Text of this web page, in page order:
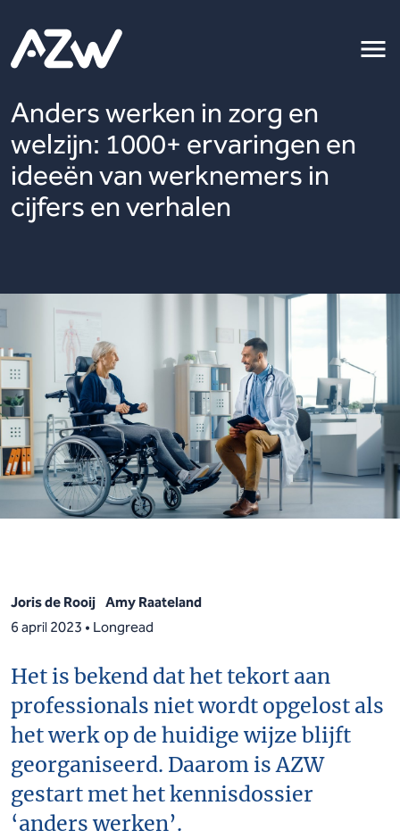
Anders werken in zorg en
welzijn: 1000+ ervaringen en
ideeën van werknemers in
cijfers en verhalen
Joris de Rooij Amy Raateland
6 april 2023 • Longread
Het is bekend dat het tekort aan
professionals niet wordt opgelost als
het werk op de huidige wijze blijft
georganiseerd. Daarom is AZW
gestart met het kennisdossier
‘anders werken’.